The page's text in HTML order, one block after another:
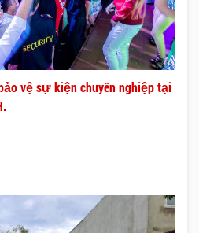
vệ sự kiện chuyên nghiệp tại